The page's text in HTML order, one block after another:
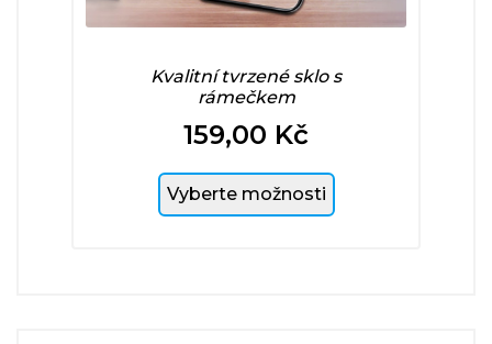
Kvalitní tvrzené sklo s
rámečkem
Cena
159,00 Kč
Vyberte možnosti